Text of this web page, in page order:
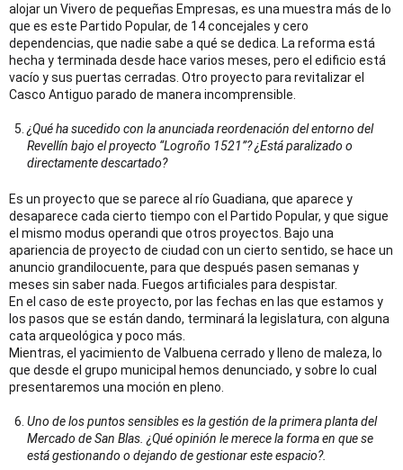
alojar un Vivero de pequeñas Empresas, es una muestra más de lo
que es este Partido Popular, de 14 concejales y cero
dependencias, que nadie sabe a qué se dedica. La reforma está
hecha y terminada desde hace varios meses, pero el edificio está
vacío y sus puertas cerradas. Otro proyecto para revitalizar el
Casco Antiguo parado de manera incomprensible.
¿Qué ha sucedido con la anunciada reordenación del entorno del
Revellín bajo el proyecto “Logroño 1521”? ¿Está paralizado o
directamente descartado?
Es un proyecto que se parece al río Guadiana, que aparece y
desaparece cada cierto tiempo con el Partido Popular, y que sigue
el mismo modus operandi que otros proyectos. Bajo una
apariencia de proyecto de ciudad con un cierto sentido, se hace un
anuncio grandilocuente, para que después pasen semanas y
meses sin saber nada. Fuegos artificiales para despistar.
En el caso de este proyecto, por las fechas en las que estamos y
los pasos que se están dando, terminará la legislatura, con alguna
cata arqueológica y poco más.
Mientras, el yacimiento de Valbuena cerrado y lleno de maleza, lo
que desde el grupo municipal hemos denunciado, y sobre lo cual
presentaremos una moción en pleno.
Uno de los puntos sensibles es la gestión de la primera planta del
Mercado de San Blas. ¿Qué opinión le merece la forma en que se
está gestionando o dejando de gestionar este espacio?.